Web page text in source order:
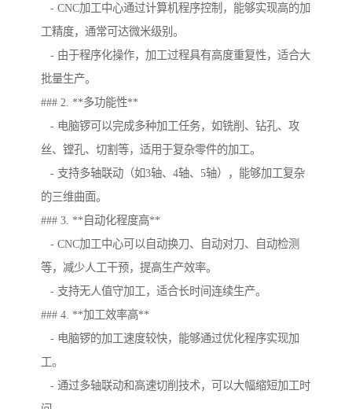
- CNC加工中心通过计算机程序控制，能够实现高的加
工精度，通常可达微米级别。
- 由于程序化操作，加工过程具有高度重复性，适合大
批量生产。
### 2. **多功能性**
- 电脑锣可以完成多种加工任务，如铣削、钻孔、攻
丝、镗孔、切割等，适用于复杂零件的加工。
- 支持多轴联动（如3轴、4轴、5轴），能够加工复杂
的三维曲面。
### 3. **自动化程度高**
- CNC加工中心可以自动换刀、自动对刀、自动检测
等，减少人工干预，提高生产效率。
- 支持无人值守加工，适合长时间连续生产。
### 4. **加工效率高**
- 电脑锣的加工速度较快，能够通过优化程序实现加
工。
- 通过多轴联动和高速切削技术，可以大幅缩短加工时